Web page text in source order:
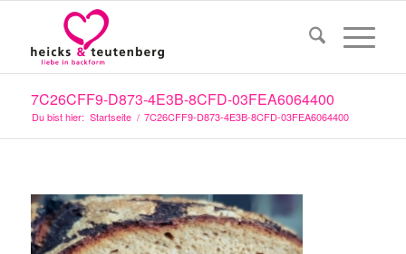
7C26CFF9-D873-4E3B-8CFD-03FEA6064400
Du bist hier: Startseite / 7C26CFF9-D873-4E3B-8CFD-03FEA6064400